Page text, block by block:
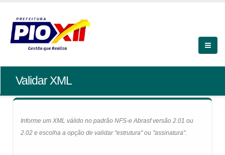
Validar XML
Informe um XML válido no padrão NFS-e Abrasf versão 2.01 ou
2.02 e escolha a opção de validar "estrutura" ou "assinatura".